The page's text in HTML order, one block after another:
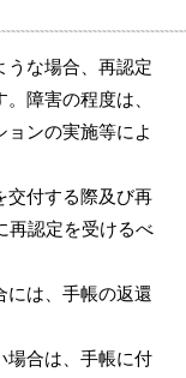
うな場合、再認定
障害の程度は、
ンの実施等によ
交付する際及び再
再認定を受けるべ
には、手帳の返還
場合は、手帳に付